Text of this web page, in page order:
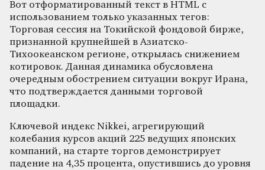
Вот отформатированный текст в HTML с
использованием только указанных тегов:
Торговая сессия на Токийской фондовой бирже,
признанной крупнейшей в Азиатско-
Тихоокеанском регионе, открылась снижением
котировок. Данная динамика обусловлена
очередным обострением ситуации вокруг Ирана,
что подтверждается данными торговой
площадки.
Ключевой индекс Nikkei, агрегирующий
колебания курсов акций 225 ведущих японских
компаний, на старте торгов демонстрирует
падение на 4,35 процента, опустившись до уровня